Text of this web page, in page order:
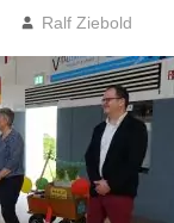
Ralf Ziebold